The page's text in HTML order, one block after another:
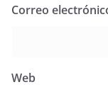
Correo
Web